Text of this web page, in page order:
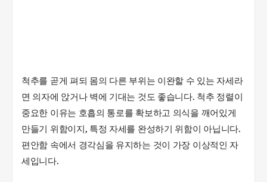
척추를 곧게 펴되 몸의 다른 부위는 이완할 수 있는 자세라
면 의자에 앉거나 벽에 기대는 것도 좋습니다. 척추 정렬이
중요한 이유는 호흡의 통로를 확보하고 의식을 깨어있게
만들기 위함이지, 특정 자세를 완성하기 위함이 아닙니다.
편안함 속에서 경각심을 유지하는 것이 가장 이상적인 자
세입니다.